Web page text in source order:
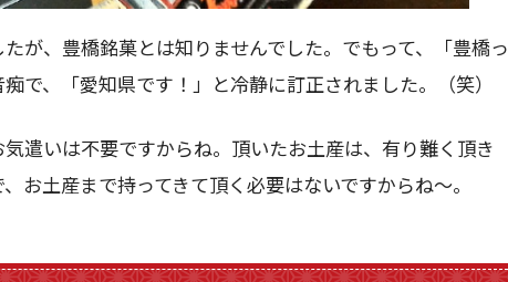
が、豊橋銘菓とは知りませんでした。でもって、「豊橋っ
で、「愛知県です！」と冷静に訂正されました。（笑）
遣いは不要ですからね。頂いたお土産は、有り難く頂き
お土産まで持ってきて頂く必要はないですからね～。